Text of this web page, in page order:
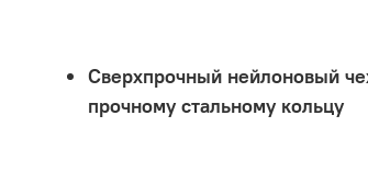
Сверхпрочный нейлоновый
прочному стальному кольцу